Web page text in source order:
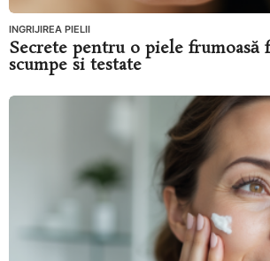
INGRIJIREA PIELII
Secrete pentru o piele frumoasă
scumpe si testate